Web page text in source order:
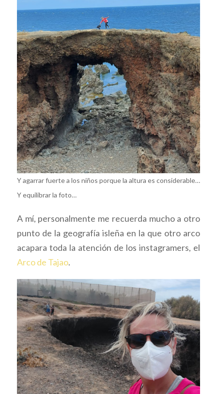
Y agarrar fuerte a los niños porque la altura es considerable…
Y equilibrar la foto…
A mí, personalmente me recuerda mucho a otro
punto de la geografía isleña en la que otro arco
acapara toda la atención de los instagramers, el
Arco de Tajao.